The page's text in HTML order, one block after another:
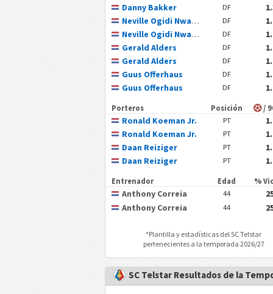
Danny Bakker
DF
Neville Ogidi Nwankwo
DF
Neville Ogidi Nwankwo
DF
Gerald Alders
DF
Gerald Alders
DF
Guus Offerhaus
DF
Guus Offerhaus
DF
Porteros Posición /
Ronald Koeman Jr. PT
Ronald Koeman Jr.
PT
Daan Reiziger
PT
Daan Reiziger
PT
Entrenador Edad %
Anthony Correia 44
Anthony Correia 44
*Plantilla y estadísticas delSC Telstar
pertenecientes a la temporada 2026/27
SC Telstar Resultados de la